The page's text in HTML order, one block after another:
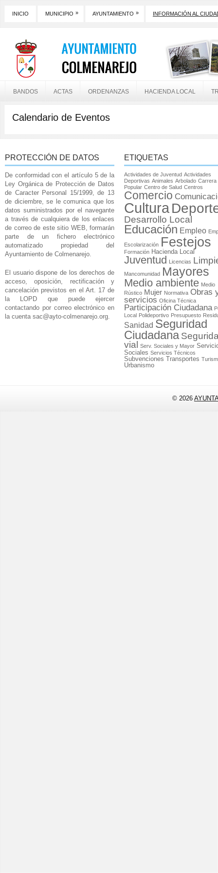
INICIO MUNICIPIO » AYUNTAMIENTO » INFORMACIÓN AL
BANDOS ACTAS ORDENANZAS HACIENDA LOCAL
Calendario de Eventos
PROTECCIÓN DE DATOS
De conformidad con el artículo 5 de la
Ley Orgánica de Protección de Datos
de Caracter Personal 15/1999, de 13
de diciembre, se le comunica que los
datos suministrados por el navegante
a través de cualquiera de los enlaces
de correo de este sitio WEB, formarán
parte de un fichero electrónico
automatizado propiedad del
Ayuntamiento de Colmenarejo.
El usuario dispone de los derechos de
acceso, oposición, rectificación y
cancelación previstos en el Art. 17 de
la LOPD que puede ejercer
contactando por correo electrónico en
la cuenta sac@ayto-colmenarejo.org.
ETIQUETAS
Actividades de Juventud Actividades
Deportivas Animales Arbolado Carrera
Popular Centro de Salud Centros
Comercio
Cultura
Desarrollo Local
Educación Empleo
Escolarización Festejos
Formación Hacienda Local
Juventud Licencias
Mancomunidad Mayores
Medio ambiente Medio
Rústico Mujer Normativa Obras
servicios Oficina Técnica
Participación Ciudadana
Local Polideportivo Presupuesto
Sanidad Seguridad
Ciudadana
vial
Serv. Sociales y Mayor
Sociales Servicios Técnicos
Subvenciones Transportes
Urbanismo
© 2026